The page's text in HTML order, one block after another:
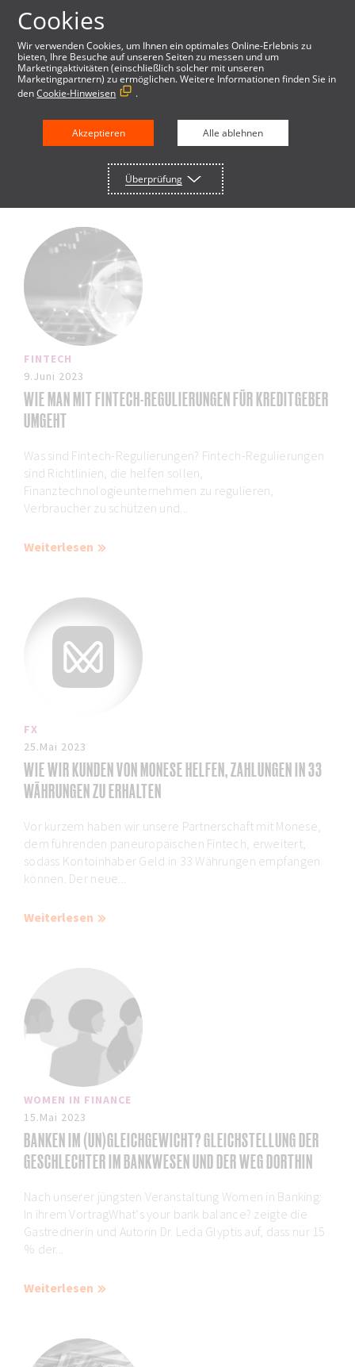
CURRENCYCLOUD BLOG
FINTECH
9.Juni 2023
WIE MAN MIT FINTECH-REGULIERUNGEN FÜR KREDITGEBER
UMGEHT
Was sind Fintech-Regulierungen? Fintech-Regulierungen
sind Richtlinien, die helfen sollen,
Finanztechnologieunternehmen zu regulieren,
Verbraucher zu schützen und...
Weiterlesen
FX
25.Mai 2023
WIE WIR KUNDEN VON MONESE HELFEN, ZAHLUNGEN IN 33
WÄHRUNGEN ZU ERHALTEN
Vor kurzem haben wir unsere Partnerschaft mit Monese,
dem führenden paneuropäischen Fintech, erweitert,
sodass Kontoinhaber Geld in 33 Währungen empfangen
können. Der neue...
Weiterlesen
WOMEN IN FINANCE
15.Mai 2023
BANKEN IM (UN)GLEICHGEWICHT? GLEICHSTELLUNG DER
GESCHLECHTER IM BANKWESEN UND DER WEG DORTHIN
Nach unserer jüngsten Veranstaltung Women in Banking:
In ihrem VortragWhat‘s your bank balance? zeigte die
Gastrednerin und Autorin Dr. Leda Glyptis auf, dass nur 15
% der...
Weiterlesen
Cookies
Wir verwenden Cookies, um Ihnen ein optimales Online-Erlebnis zu
bieten, Ihre Besuche auf unseren Seiten zu messen und um
Marketingaktivitäten (einschließlich solcher mit unseren
Marketingpartnern) zu ermöglichen. Weitere Informationen finden Sie in
denCookie-Hinweisen .
Akzeptieren Alle ablehnen
Überprüfung